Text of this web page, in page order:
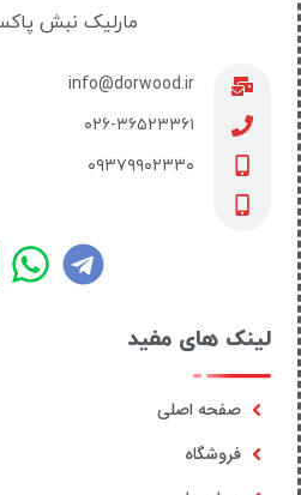
مارلیک نبش
info@dorwood.ir
۰۲۶-۳۶۵۲۳۳۶۱
۰۹۳۷۹۹۰۲۳۳۰
لینک های مفید
صفحه اصلی
فروشگاه